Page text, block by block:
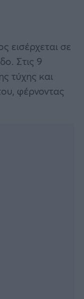
εισέρχεται σε
Στις 9
τύχης και
φέρνοντας